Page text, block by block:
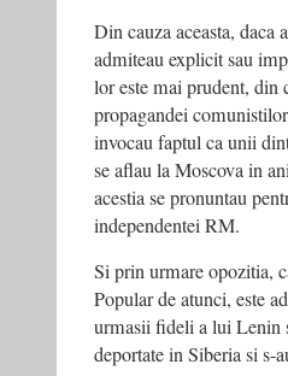
Din cauza aceasta,
admiteau explicit sau
lor este mai prudent, din
propagandei
invocau faptul ca unii
se aflau la Moscova in
acestia se pronuntau
independentei RM.
Si prin urmare opozitia,
Popular de atunci, este
urmasii fideli a lui Lenin
deportate in Siberia si s-